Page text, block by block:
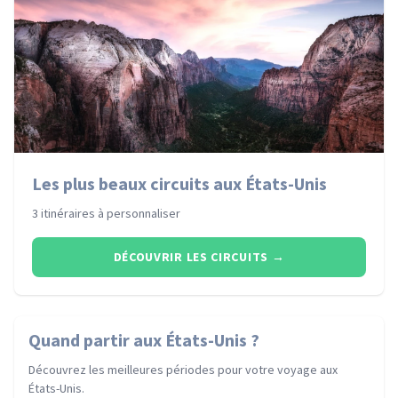
Les plus beaux circuits aux États-Unis
3 itinéraires à personnaliser
DÉCOUVRIR LES CIRCUITS →
Quand partir aux États-Unis ?
Découvrez les meilleures périodes pour votre voyage aux
États-Unis.